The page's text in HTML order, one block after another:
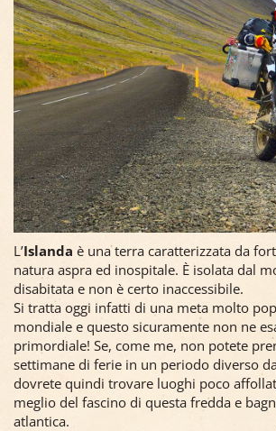
L’Islanda è una terra caratterizzata da
natura aspra ed inospitale. È isolata dal
disabitata e non è certo inaccessibile.
Si tratta oggi infatti di una meta molto
mondiale e questo sicuramente non ne
primordiale! Se, come me, non potete
settimane di ferie in un periodo diverso
dovrete quindi trovare luoghi poco
meglio del fascino di questa fredda e
atlantica.